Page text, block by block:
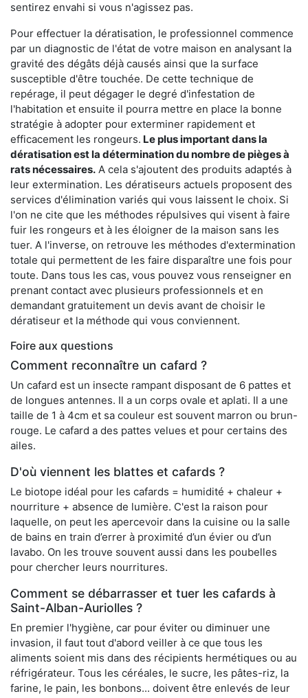
sentirez envahi si vous n'agissez pas.
Pour effectuer la dératisation, le professionnel commence
par un diagnostic de l'état de votre maison en analysant la
gravité des dégâts déjà causés ainsi que la surface
susceptible d'être touchée. De cette technique de
repérage, il peut dégager le degré d'infestation de
l'habitation et ensuite il pourra mettre en place la bonne
stratégie à adopter pour exterminer rapidement et
efficacement les rongeurs. Le plus important dans la
dératisation est la détermination du nombre de pièges à
rats nécessaires. A cela s'ajoutent des produits adaptés à
leur extermination. Les dératiseurs actuels proposent des
services d'élimination variés qui vous laissent le choix. Si
l'on ne cite que les méthodes répulsives qui visent à faire
fuir les rongeurs et à les éloigner de la maison sans les
tuer. A l'inverse, on retrouve les méthodes d'extermination
totale qui permettent de les faire disparaître une fois pour
toute. Dans tous les cas, vous pouvez vous renseigner en
prenant contact avec plusieurs professionnels et en
demandant gratuitement un devis avant de choisir le
dératiseur et la méthode qui vous conviennent.
Foire aux questions
Comment reconnaître un cafard ?
Un cafard est un insecte rampant disposant de 6 pattes et
de longues antennes. Il a un corps ovale et aplati. Il a une
taille de 1 à 4cm et sa couleur est souvent marron ou brun-
rouge. Le cafard a des pattes velues et pour certains des
ailes.
D'où viennent les blattes et cafards ?
Le biotope idéal pour les cafards = humidité + chaleur +
nourriture + absence de lumière. C'est la raison pour
laquelle, on peut les apercevoir dans la cuisine ou la salle
de bains en train d’errer à proximité d’un évier ou d’un
lavabo. On les trouve souvent aussi dans les poubelles
pour chercher leurs nourritures.
Comment se débarrasser et tuer les cafards à
Saint-Alban-Auriolles ?
En premier l'hygiène, car pour éviter ou diminuer une
invasion, il faut tout d'abord veiller à ce que tous les
aliments soient mis dans des récipients hermétiques ou au
réfrigérateur. Tous les céréales, le sucre, les pâtes-riz, la
farine, le pain, les bonbons... doivent être enlevés de leur